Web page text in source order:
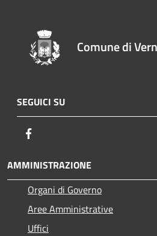
Comune di
SEGUICI SU
AMMINISTRAZIONE
Organi di Governo
Aree Amministrative
Uffici